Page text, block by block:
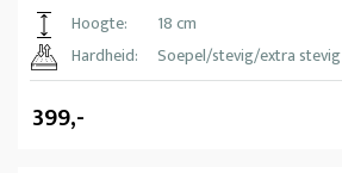
Hoogte:
18 cm
Hardheid:
Soepel/stevig/extra stevig
399,-